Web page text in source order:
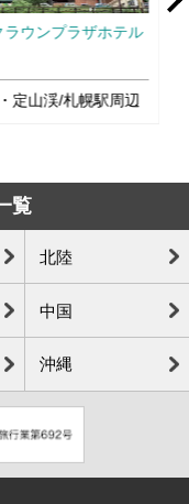
ラウンプラザホテル
定山渓/札幌駅周辺
覧
北陸
中国
沖縄